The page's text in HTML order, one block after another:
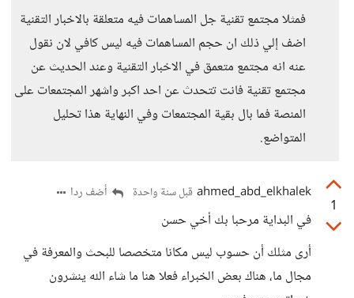
فمثلا مجتمع تقنية جل المساهمات فيه متعلقة بالاخبار التقنية
اضف إلي ذلك ان حجم المساهمات فيه ليس كافي لان نقول
عنه انه مجتمع متعمق في الاخبار التقنية وعند الحديث عن
مجتمع تقنية فانت تتحدث عن احد اكبر واشهر المجتمعات على
المنصة فما بال بقية المجتمعات وفي النهاية هذا تحليل
المتواضع.
1
ahmed_abd_elkhalek قبل سنة واحدة أضف ردا
في البداية مرحبا بك أخي حسن
أرى مثلك أن حسوب ليس مكانا متخصصا للبحث والمعرفة في
مجال ما، هناك بعض الخبراء فعلا هنا ما شاء الله ينشرون